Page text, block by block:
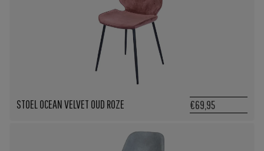
STOEL OCEAN VELVET OUD ROZE €69,95